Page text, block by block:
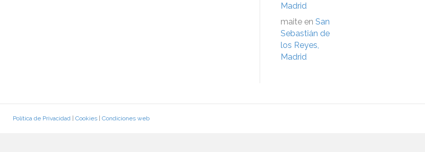
Madrid
maite en San
Sebastián de
los Reyes,
Madrid
Política de Privacidad| Cookies| Condiciones web